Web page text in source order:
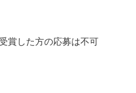
賞した方の応募は不可